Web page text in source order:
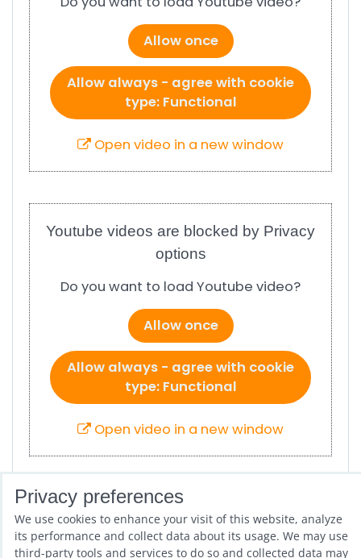
Allow once
Allow always - agree with cookie
type: Functional
Open video in a new window
Youtube videos are blocked by Privacy
options
Do you want to load Youtube video?
Allow once
Allow always - agree with cookie
type: Functional
Open video in a new window
OBJEDNÁVEJTE ZDE , abyste si mohli zvolit
správnou velikost.
Privacy preferences
We use cookies to enhance your visit of this website, analyze
its performance and collect data about its usage. We may use
third-party tools and services to do so and collected data may